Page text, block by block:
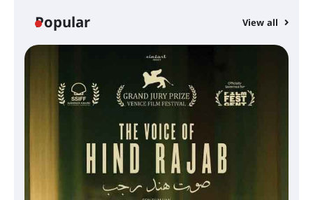
Popular View all
സെന്റ് ജോസഫ്സ് കോളജ്
കോമേഴ്‌സ് അസോസിയേഷന്
തുടക്കമായി
കോമേഴ്സ് എക്സ്പോയുമായി
എസ് എൻ ഹയർ സെക്കൻഡറി
വിദ്യാർത്ഥികൾ